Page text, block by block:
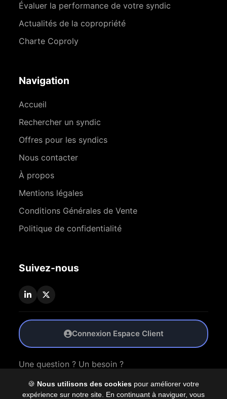
🍪 Nous utilisons des cookies pour améliorer votre
expérience sur notre site. En continuant à naviguer, vous
Évaluer la performance de votre syndic
Actualités de la copropriété
Charte Coproly
Navigation
Accueil
Rechercher un syndic
Offres pour les syndics
Nous contacter
À propos
Mentions légales
Conditions Générales de Vente
Politique de confidentialité
Suivez-nous
Connexion Espace Client
Une question ? Un besoin ?
Nous Contacter